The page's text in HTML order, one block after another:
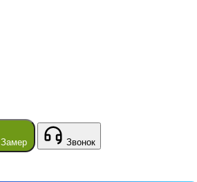
Замер Звонок